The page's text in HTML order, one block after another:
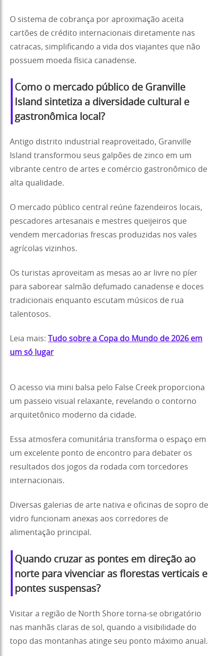
O sistema de cobrança por aproximação aceita
cartões de crédito internacionais diretamente nas
catracas, simplificando a vida dos viajantes que não
possuem moeda física canadense.
Como o mercado público de Granville
Island sintetiza a diversidade cultural e
gastronômica local?
Antigo distrito industrial reaproveitado, Granville
Island transformou seus galpões de zinco em um
vibrante centro de artes e comércio gastronômico de
alta qualidade.
O mercado público central reúne fazendeiros locais,
pescadores artesanais e mestres queijeiros que
vendem mercadorias frescas produzidas nos vales
agrícolas vizinhos.
Os turistas aproveitam as mesas ao ar livre no píer
para saborear salmão defumado canadense e doces
tradicionais enquanto escutam músicos de rua
talentosos.
Leia mais:
Tudo sobre a Copa do Mundo de 2026 em
um só lugar
O acesso via mini balsa pelo False Creek proporciona
um passeio visual relaxante, revelando o contorno
arquitetônico moderno da cidade.
Essa atmosfera comunitária transforma o espaço em
um excelente ponto de encontro para debater os
resultados dos jogos da rodada com torcedores
internacionais.
Diversas galerias de arte nativa e oficinas de sopro de
vidro funcionam anexas aos corredores de
alimentação principal.
Quando cruzar as pontes em direção ao
norte para vivenciar as florestas verticais e
pontes suspensas?
Visitar a região de North Shore torna-se obrigatório
nas manhãs claras de sol, quando a visibilidade do
topo das montanhas atinge seu ponto máximo anual.